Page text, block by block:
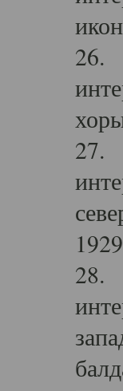
26.
27.
28.